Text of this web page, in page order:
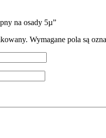
na osady 5µ”
Wymagane pola są